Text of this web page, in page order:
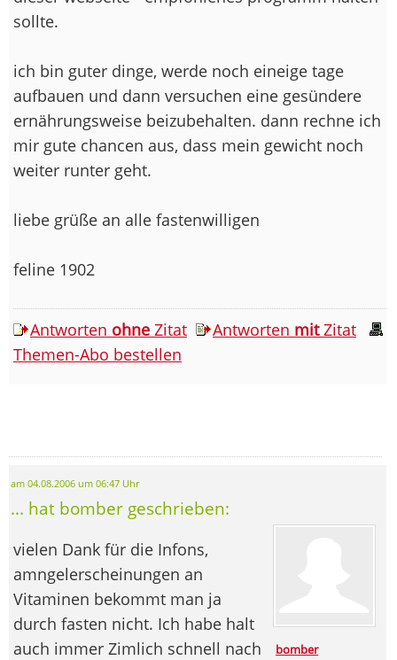
sollte.
ich bin guter dinge, werde noch eineige tage
aufbauen und dann versuchen eine gesündere
ernährungsweise beizubehalten. dann rechne ich
mir gute chancen aus, dass mein gewicht noch
weiter runter geht.
liebe grüße an alle fastenwilligen
feline 1902
Antworten ohne Zitat Antworten mitZitat
Themen-Abo bestellen
am 04.08.2006 um 06:47 Uhr
... hat bomber geschrieben:
bomber
vielen Dank für die Infons,
amngelerscheinungen an
Vitaminen bekommt man ja
durch fasten nicht. Ich habe halt
auch immer Zimlich schnell nach